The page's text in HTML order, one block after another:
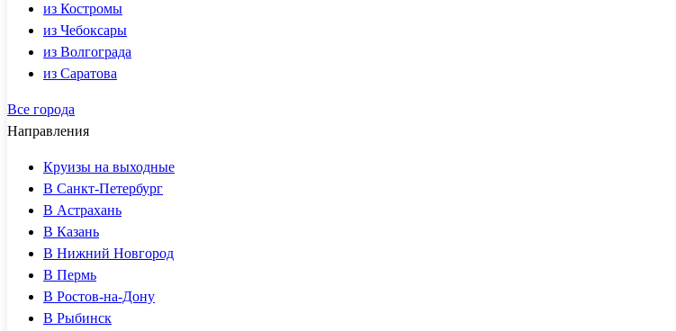
из Костромы
из Чебоксары
из Волгограда
из Саратова
Все города
Направления
Круизы на выходные
В Санкт-Петербург
В Астрахань
В Казань
В Нижний Новгород
В Пермь
В Ростов-на-Дону
В Рыбинск